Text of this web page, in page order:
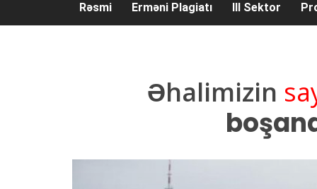
Rəsmi Erməni Plagiatı III Sektor
Əhalimizin